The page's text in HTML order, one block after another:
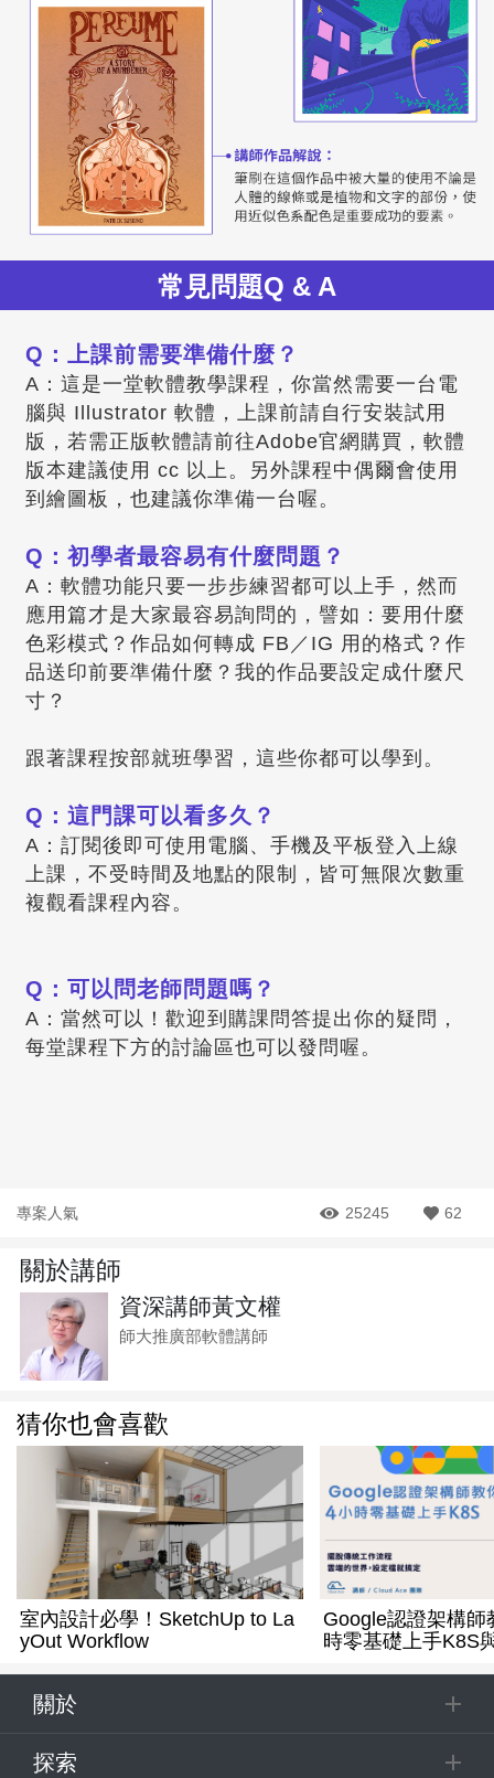
常見問題Q & A
Q：上課前需要準備什麼？
A：這是一堂軟體教學課程，你當然需要一台電
腦與 Illustrator 軟體，上課前請自行安裝試用
版，若需正版軟體請前往Adobe官網購買，軟體
版本建議使用 cc 以上。另外課程中偶爾會使用
到繪圖板，也建議你準備一台喔。
Q：初學者最容易有什麼問題？
A：軟體功能只要一步步練習都可以上手，然而
應用篇才是大家最容易詢問的，譬如：要用什麼
色彩模式？作品如何轉成 FB／IG 用的格式？作
品送印前要準備什麼？我的作品要設定成什麼尺
寸？
跟著課程按部就班學習，這些你都可以學到。
Q：這門課可以看多久？
A：訂閱後即可使用電腦、手機及平板登入上線
上課，不受時間及地點的限制，皆可無限次數重
複觀看課程內容。
Q：可以問老師問題嗎？
A：當然可以！歡迎到購課問答提出你的疑問，
每堂課程下方的討論區也可以發問喔。
專案人氣 25245 62
關於講師
資深講師黃文權
師大推廣部軟體講師
猜你也會喜歡
室內設計必學！SketchUp to La
yOut Workflow
Google認證架構師
時零基礎上手K8S
關於
探索